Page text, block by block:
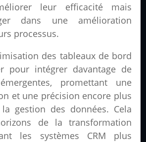
leur efficacité mais
dans une amélioration
processus.
des tableaux de bord
pour intégrer davantage de
promettant une
et une précision encore plus
gestion des données. Cela
de la transformation
les systèmes CRM plus